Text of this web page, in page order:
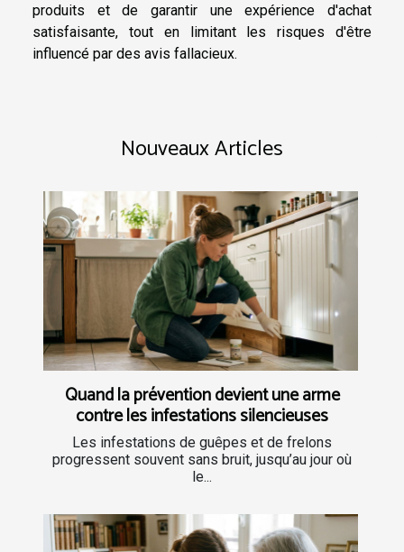
produits et de garantir une expérience d'achat
satisfaisante, tout en limitant les risques d'être
influencé par des avis fallacieux.
Nouveaux Articles
Quand la prévention devient une arme
contre les infestations silencieuses
Les infestations de guêpes et de frelons
progressent souvent sans bruit, jusqu’au jour où
le...